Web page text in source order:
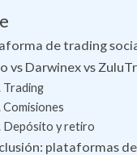
de trading
vs Darwinex vs
Trading
Comisiones
Depósito y retiro
plataformas